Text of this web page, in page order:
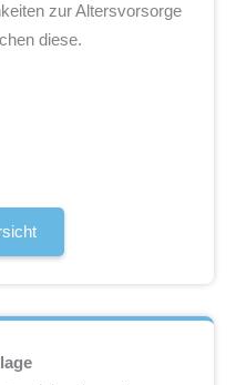
zur Altersvorsorge
diese.